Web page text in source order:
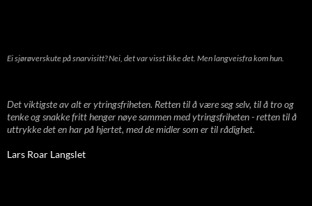
Ei sjørøverskute på snarvisitt? Nei, det var visst ikke det. Men langveisfra kom hun.
Det viktigste av alt er ytringsfriheten. Retten til å være seg selv, til å tro og
tenke og snakke fritt henger nøye sammen med ytringsfriheten - retten til å
uttrykke det en har på hjertet, med de midler som er til rådighet.
Lars Roar Langslet